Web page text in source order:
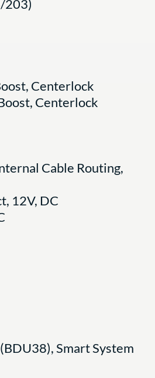
203)
Centerlock
Centerlock
Cable Routing,
12V, DC
Smart System